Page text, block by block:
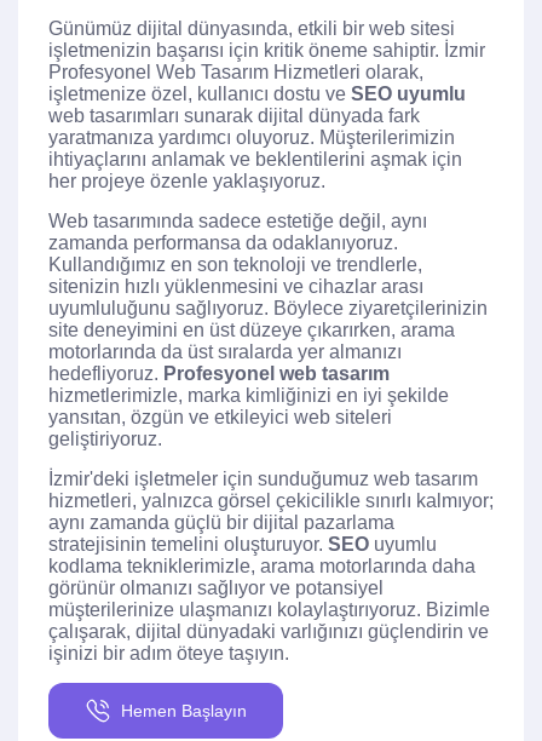
Günümüz dijital dünyasında, etkili bir web sitesi
işletmenizin başarısı için kritik öneme sahiptir. İzmir
Profesyonel Web Tasarım Hizmetleri olarak,
işletmenize özel, kullanıcı dostu ve SEO uyumlu
web tasarımları sunarak dijital dünyada fark
yaratmanıza yardımcı oluyoruz. Müşterilerimizin
ihtiyaçlarını anlamak ve beklentilerini aşmak için
her projeye özenle yaklaşıyoruz.
Web tasarımında sadece estetiğe değil, aynı
zamanda performansa da odaklanıyoruz.
Kullandığımız en son teknoloji ve trendlerle,
sitenizin hızlı yüklenmesini ve cihazlar arası
uyumluluğunu sağlıyoruz. Böylece ziyaretçilerinizin
site deneyimini en üst düzeye çıkarırken, arama
motorlarında da üst sıralarda yer almanızı
hedefliyoruz. Profesyonel web tasarım
hizmetlerimizle, marka kimliğinizi en iyi şekilde
yansıtan, özgün ve etkileyici web siteleri
geliştiriyoruz.
İzmir'deki işletmeler için sunduğumuz web tasarım
hizmetleri, yalnızca görsel çekicilikle sınırlı kalmıyor;
aynı zamanda güçlü bir dijital pazarlama
stratejisinin temelini oluşturuyor. SEO uyumlu
kodlama tekniklerimizle, arama motorlarında daha
görünür olmanızı sağlıyor ve potansiyel
müşterilerinize ulaşmanızı kolaylaştırıyoruz. Bizimle
çalışarak, dijital dünyadaki varlığınızı güçlendirin ve
işinizi bir adım öteye taşıyın.
Hemen Başlayın